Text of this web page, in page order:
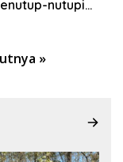
nutupi
»